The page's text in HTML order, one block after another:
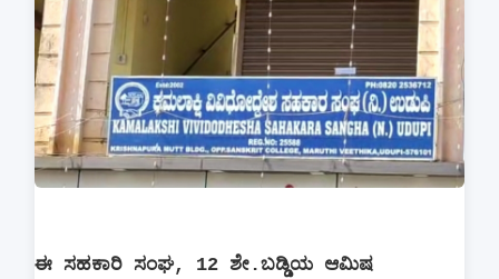
ಈ ಸಹಕಾರಿ ಸಂಘ, 12 ಶೇ.ಬಡ್ಡಿಯ ಆಮಿಷ